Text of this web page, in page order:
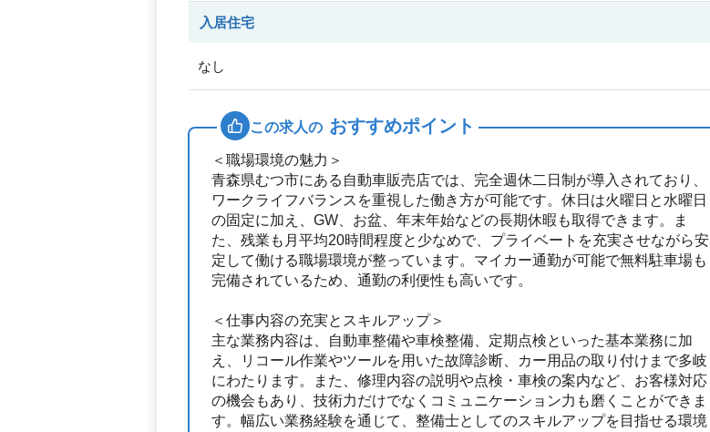
入居住宅
なし
この求人の おすすめポイント
＜職場環境の魅力＞
青森県むつ市にある自動車販売店では、完全週休二日制が導入されており、
ワークライフバランスを重視した働き方が可能です。休日は火曜日と水曜日
の固定に加え、GW、お盆、年末年始などの長期休暇も取得できます。ま
た、残業も月平均20時間程度と少なめで、プライベートを充実させながら安
定して働ける職場環境が整っています。マイカー通勤が可能で無料駐車場も
完備されているため、通勤の利便性も高いです。
＜仕事内容の充実とスキルアップ＞
主な業務内容は、自動車整備や車検整備、定期点検といった基本業務に加
え、リコール作業やツールを用いた故障診断、カー用品の取り付けまで多岐
にわたります。また、修理内容の説明や点検・車検の案内など、お客様対応
の機会もあり、技術力だけでなくコミュニケーション力も磨くことができま
す。幅広い業務経験を通じて、整備士としてのスキルアップを目指せる環境